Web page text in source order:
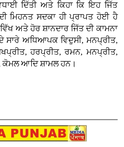
ਦਿੱਤੀ ਅਤੇ ਕਿਹਾ ਕਿ ਇਹ ਜਿੱਤ
ਮਿਹਨਤ ਸਦਕਾ ਹੀ ਪ੍ਰਾਪਤ ਹੋਈ ਹੈ
ਅਤੇ ਹੋਰ ਸ਼ਾਨਦਾਰ ਜਿੱਤ ਦੀ ਕਾਮਨਾ
ਅਧਿਆਪਕ ਵਿਦੁਸੀ, ਮਨਪ੍ਰੀਤ,
ਹਰਪ੍ਰੀਤ, ਰਮਨ, ਮਨਪ੍ਰੀਤ,
ਕੋਮਲ ਆਦਿ ਸ਼ਾਮਲ ਹਨ।